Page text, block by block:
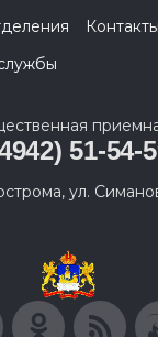
51-54-
ул.